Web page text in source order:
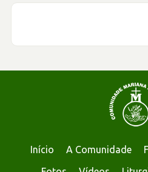
Início A Comunidade